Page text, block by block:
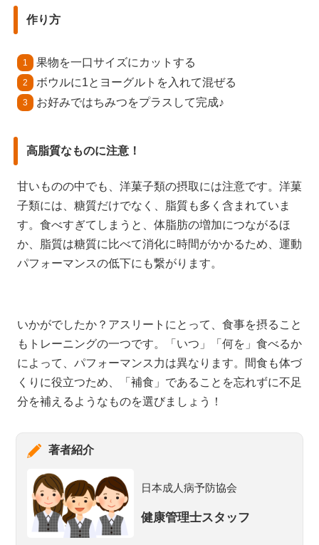
作り方
果物を一口サイズにカットする
ボウルに1とヨーグルトを入れて混ぜる
お好みではちみつをプラスして完成♪
高脂質なものに注意！
甘いものの中でも、洋菓子類の摂取には注意です。洋菓
子類には、糖質だけでなく、脂質も多く含まれていま
す。食べすぎてしまうと、体脂肪の増加につながるほ
か、脂質は糖質に比べて消化に時間がかかるため、運動
パフォーマンスの低下にも繋がります。
いかがでしたか？アスリートにとって、食事を摂ること
もトレーニングの一つです。「いつ」「何を」食べるか
によって、パフォーマンス力は異なります。間食も体づ
くりに役立つため、「補食」であることを忘れずに不足
分を補えるようなものを選びましょう！
著者紹介
日本成人病予防協会
健康管理士スタッフ